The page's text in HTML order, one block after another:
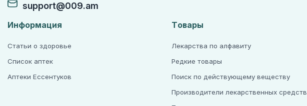
support@009.am
Информация
Статьи о здоровье
Список аптек
Аптеки Ессентуков
Товары
Лекарства по алфавиту
Редкие товары
Поиск по действующему веществу
Производители лекарственных средств